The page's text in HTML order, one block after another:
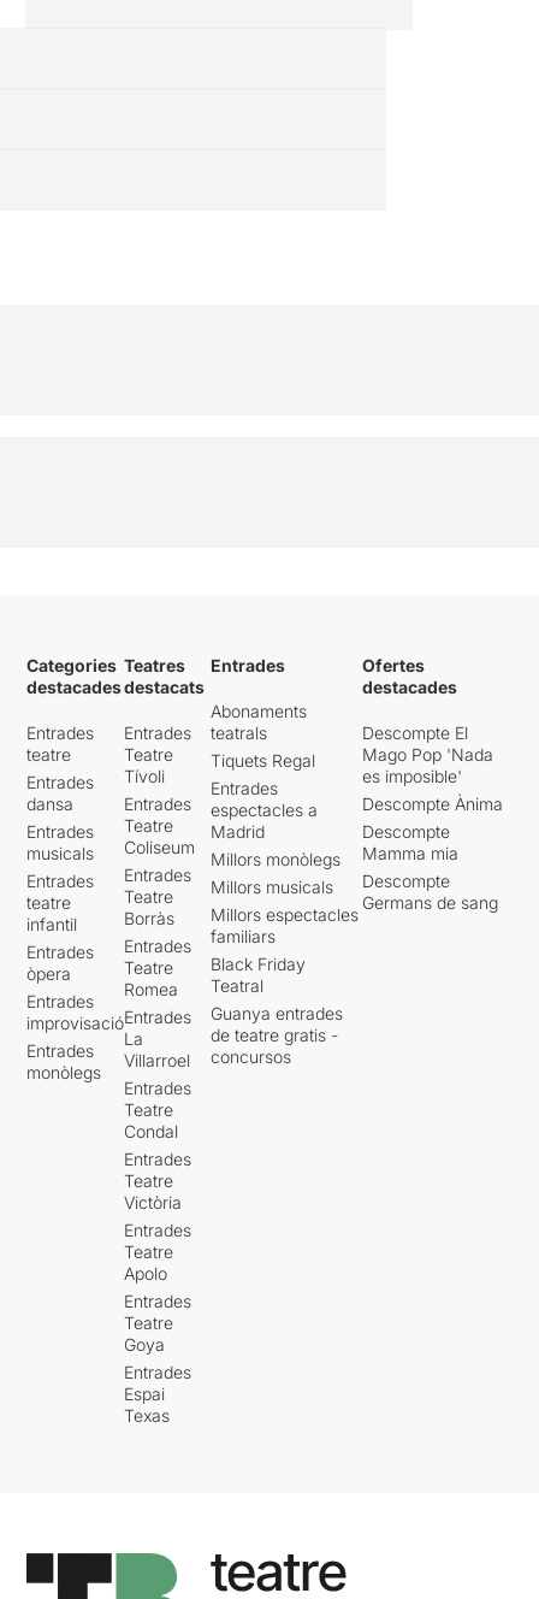
Categories
destacades
Entrades
teatre
Entrades
dansa
Entrades
musicals
Entrades
teatre
infantil
Entrades
òpera
Entrades
improvisació
Entrades
monòlegs
Teatres
destacats
Entrades
Teatre
Tívoli
Entrades
Teatre
Coliseum
Entrades
Teatre
Borràs
Entrades
Teatre
Romea
Entrades
La
Villarroel
Entrades
Teatre
Condal
Entrades
Teatre
Victòria
Entrades
Teatre
Apolo
Entrades
Teatre
Goya
Entrades
Espai
Texas
Entrades
Abonaments
teatrals
Tiquets Regal
Entrades
espectacles a
Madrid
Millors monòlegs
Millors musicals
Millors espectacles
familiars
Black Friday
Teatral
Guanya entrades
de teatre gratis -
concursos
Ofertes
destacades
Descompte El
Mago Pop 'Nada
es imposible'
Descompte Ànima
Descompte
Mamma mia
Descompte
Germans de sang